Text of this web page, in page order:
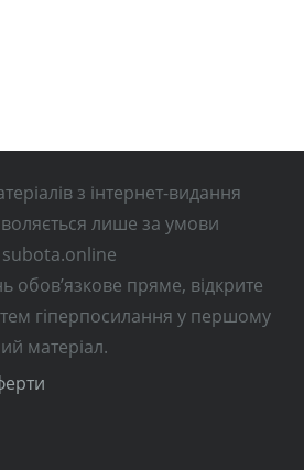
з інтернет-видання
лише за умови
subota.online
обов’язкове пряме, відкрите
гіперпосилання у першому
матеріал.